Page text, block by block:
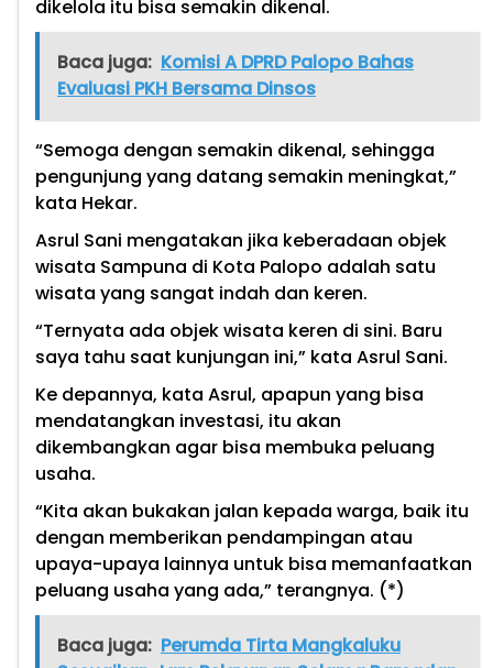
dikelola itu bisa semakin dikenal.
Baca juga: Komisi A DPRD Palopo Bahas
Evaluasi PKH Bersama Dinsos
“Semoga dengan semakin dikenal, sehingga
pengunjung yang datang semakin meningkat,”
kata Hekar.
Asrul Sani mengatakan jika keberadaan objek
wisata Sampuna di Kota Palopo adalah satu
wisata yang sangat indah dan keren.
“Ternyata ada objek wisata keren di sini. Baru
saya tahu saat kunjungan ini,” kata Asrul Sani.
Ke depannya, kata Asrul, apapun yang bisa
mendatangkan investasi, itu akan
dikembangkan agar bisa membuka peluang
usaha.
“Kita akan bukakan jalan kepada warga, baik itu
dengan memberikan pendampingan atau
upaya-upaya lainnya untuk bisa memanfaatkan
peluang usaha yang ada,” terangnya. (*)
Baca juga: Perumda Tirta Mangkaluku